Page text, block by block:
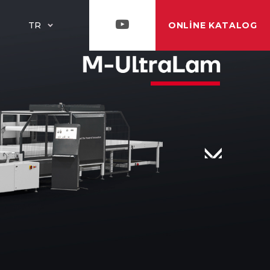
TR ONLINE KATALOG